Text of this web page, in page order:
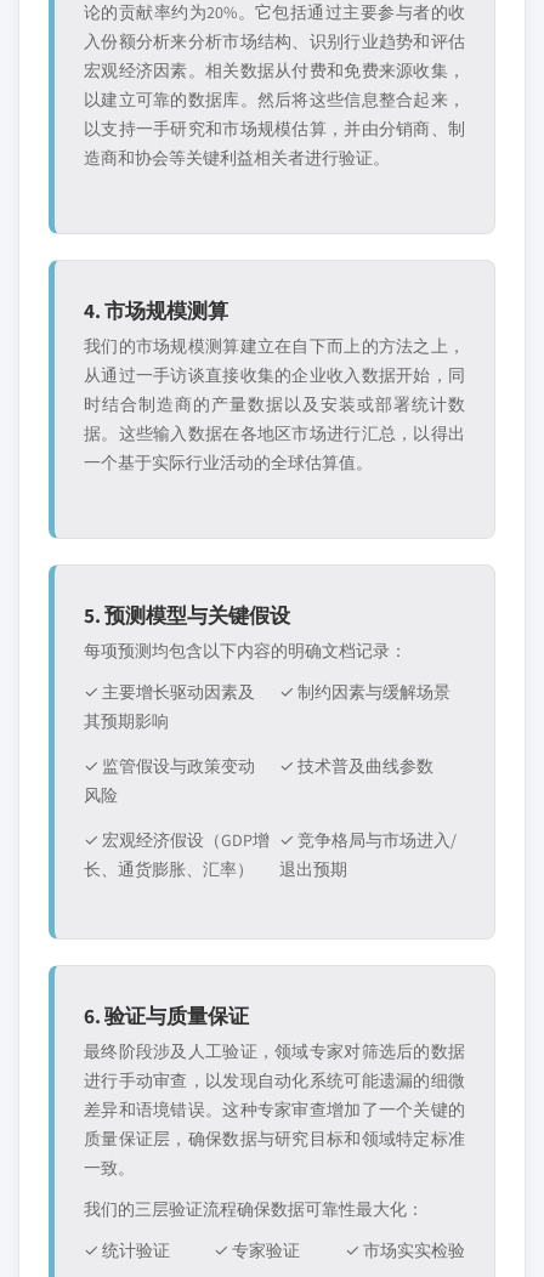
论的贡献率约为20%。它包括通过主要参与者的收
入份额分析来分析市场结构、识别行业趋势和评估
宏观经济因素。相关数据从付费和免费来源收集，
以建立可靠的数据库。然后将这些信息整合起来，
以支持一手研究和市场规模估算，并由分销商、制
造商和协会等关键利益相关者进行验证。
4. 市场规模测算
我们的市场规模测算建立在自下而上的方法之上，
从通过一手访谈直接收集的企业收入数据开始，同
时结合制造商的产量数据以及安装或部署统计数
据。这些输入数据在各地区市场进行汇总，以得出
一个基于实际行业活动的全球估算值。
5. 预测模型与关键假设
每项预测均包含以下内容的明确文档记录：
✓ 主要增长驱动因素及
其预期影响
✓ 制约因素与缓解场景
✓ 监管假设与政策变动
风险
✓ 技术普及曲线参数
✓ 宏观经济假设（GDP增
长、通货膨胀、汇率）
✓ 竞争格局与市场进入/
退出预期
6. 验证与质量保证
最终阶段涉及人工验证，领域专家对筛选后的数据
进行手动审查，以发现自动化系统可能遗漏的细微
差异和语境错误。这种专家审查增加了一个关键的
质量保证层，确保数据与研究目标和领域特定标准
一致。
我们的三层验证流程确保数据可靠性最大化：
✓ 统计验证
✓ 专家验证 ✓ 市场实实检验